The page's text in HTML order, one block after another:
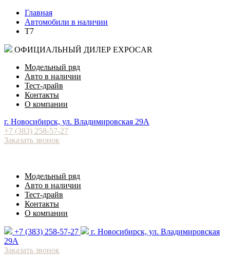
Главная
Автомобили в наличии
T7
ОФИЦИАЛЬНЫЙ ДИЛЕР EXPOCAR
Модельный ряд
Авто в наличии
Тест-драйв
Контакты
О компании
⁠г. Новосибирск, ул. Владимировская 29А
+7 (383) 258-57-27
Заказать звонок
Модельный ряд
Авто в наличии
Тест-драйв
Контакты
О компании
+7 (383) 258-57-27
⁠г. Новосибирск, ул. Владимировская
29А
Заказать звонок